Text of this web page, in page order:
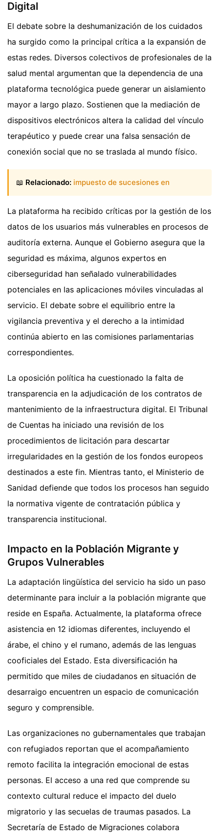
Digital
El debate sobre la deshumanización de los cuidados
ha surgido como la principal crítica a la expansión de
estas redes. Diversos colectivos de profesionales de la
salud mental argumentan que la dependencia de una
plataforma tecnológica puede generar un aislamiento
mayor a largo plazo. Sostienen que la mediación de
dispositivos electrónicos altera la calidad del vínculo
terapéutico y puede crear una falsa sensación de
conexión social que no se traslada al mundo físico.
📖 Relacionado: impuesto de sucesiones en
La plataforma ha recibido críticas por la gestión de los
datos de los usuarios más vulnerables en procesos de
auditoría externa. Aunque el Gobierno asegura que la
seguridad es máxima, algunos expertos en
ciberseguridad han señalado vulnerabilidades
potenciales en las aplicaciones móviles vinculadas al
servicio. El debate sobre el equilibrio entre la
vigilancia preventiva y el derecho a la intimidad
continúa abierto en las comisiones parlamentarias
correspondientes.
La oposición política ha cuestionado la falta de
transparencia en la adjudicación de los contratos de
mantenimiento de la infraestructura digital. El Tribunal
de Cuentas ha iniciado una revisión de los
procedimientos de licitación para descartar
irregularidades en la gestión de los fondos europeos
destinados a este fin. Mientras tanto, el Ministerio de
Sanidad defiende que todos los procesos han seguido
la normativa vigente de contratación pública y
transparencia institucional.
Impacto en la Población Migrante y
Grupos Vulnerables
La adaptación lingüística del servicio ha sido un paso
determinante para incluir a la población migrante que
reside en España. Actualmente, la plataforma ofrece
asistencia en 12 idiomas diferentes, incluyendo el
árabe, el chino y el rumano, además de las lenguas
cooficiales del Estado. Esta diversificación ha
permitido que miles de ciudadanos en situación de
desarraigo encuentren un espacio de comunicación
seguro y comprensible.
Las organizaciones no gubernamentales que trabajan
con refugiados reportan que el acompañamiento
remoto facilita la integración emocional de estas
personas. El acceso a una red que comprende su
contexto cultural reduce el impacto del duelo
migratorio y las secuelas de traumas pasados. La
Secretaría de Estado de Migraciones colabora